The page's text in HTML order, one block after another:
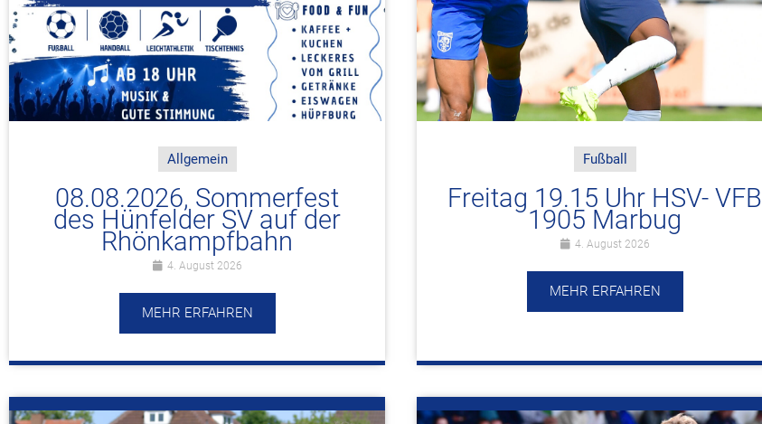
Allgemein
08.08.2026, Sommerfest
des Hünfelder SV auf der
Rhönkampfbahn
4. August 2026
MEHR ERFAHREN
Fußball
Freitag 19.15 Uhr HSV- VFB
1905 Marbug
4. August 2026
MEHR ERFAHREN